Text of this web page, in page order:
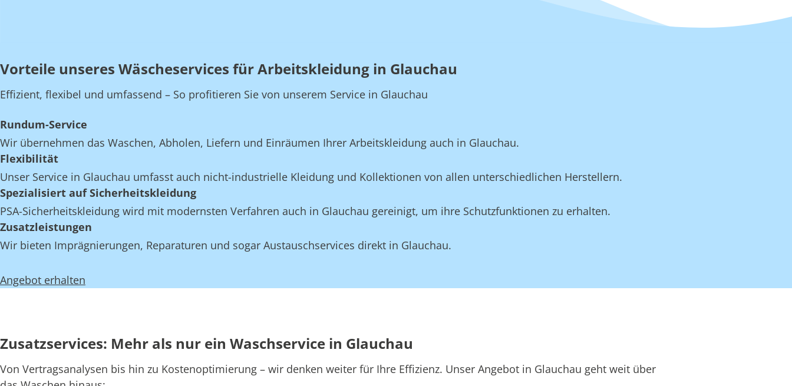
Vorteile unseres Wäscheservices für Arbeitskleidung in Glauchau
Effizient, flexibel und umfassend – So profitieren Sie von unserem Service in Glauchau
Rundum-Service
Wir übernehmen das Waschen, Abholen, Liefern und Einräumen Ihrer Arbeitskleidung auch in Glauchau.
Flexibilität
Unser Service in Glauchau umfasst auch nicht-industrielle Kleidung und Kollektionen von allen unterschiedlichen Herstellern.
Spezialisiert auf Sicherheitskleidung
PSA-Sicherheitskleidung wird mit modernsten Verfahren auch in Glauchau gereinigt, um ihre Schutzfunktionen zu erhalten.
Zusatzleistungen
Wir bieten Imprägnierungen, Reparaturen und sogar Austauschservices direkt in Glauchau.
Angebot erhalten
Zusatzservices: Mehr als nur ein Waschservice in Glauchau
Von Vertragsanalysen bis hin zu Kostenoptimierung – wir denken weiter für Ihre Effizienz. Unser Angebot in Glauchau geht weit über